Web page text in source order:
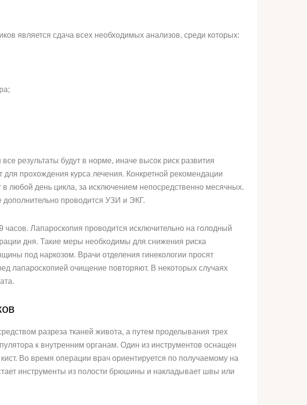
является сдача всех необходимых анализов, среди которых:
результаты будут в норме, иначе высок риск развития
прохождения курса лечения. Конкретной рекомендации
любой день цикла, за исключением непосредственно месячных.
дополнительно проводится УЗИ и ЭКГ.
Лапароскопия проводится исключительно на голодный
дня. Такие меры необходимы для снижения риска
под наркозом. Врачи отделения гинекологии просят
лапароскопией очищение повторяют. В некоторых случаях
разреза тканей живота, а путем проделывания трех
к внутренним органам. Один из инструментов оснащен
Во время операции врач ориентируется по получаемому на
инструменты из полости брюшины и накладывает швы или